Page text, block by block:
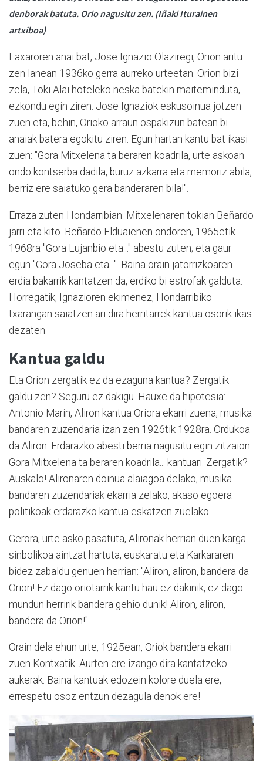
denborak batuta. Orio nagusitu zen. (Iñaki Iturainen
artxiboa)
Laxaroren anai bat, Jose Ignazio Olaziregi, Orion aritu
zen lanean 1936ko gerra aurreko urteetan. Orion bizi
zela, Toki Alai hoteleko neska batekin maiteminduta,
ezkondu egin ziren. Jose Ignaziok eskusoinua jotzen
zuen eta, behin, Orioko arraun ospakizun batean bi
anaiak batera egokitu ziren. Egun hartan kantu bat ikasi
zuen: "Gora Mitxelena ta beraren koadrila, urte askoan
ondo kontserba dadila, buruz azkarra eta memoriz abila,
berriz ere saiatuko gera banderaren bila!".
Erraza zuten Hondarribian: Mitxelenaren tokian Beñardo
jarri eta kito. Beñardo Elduaienen ondoren, 1965etik
1968ra "Gora Lujanbio eta..." abestu zuten; eta gaur
egun "Gora Joseba eta...". Baina orain jatorrizkoaren
erdia bakarrik kantatzen da, erdiko bi estrofak galduta.
Horregatik, Ignazioren ekimenez, Hondarribiko
txarangan saiatzen ari dira herritarrek kantua osorik ikas
dezaten.
Kantua galdu
Eta Orion zergatik ez da ezaguna kantua? Zergatik
galdu zen? Seguru ez dakigu. Hauxe da hipotesia:
Antonio Marin, Aliron kantua Oriora ekarri zuena, musika
bandaren zuzendaria izan zen 1926tik 1928ra. Ordukoa
da Aliron. Erdarazko abesti berria nagusitu egin zitzaion
Gora Mitxelena ta beraren koadrila... kantuari. Zergatik?
Auskalo! Alironaren doinua alaiagoa delako, musika
bandaren zuzendariak ekarria zelako, akaso egoera
politikoak erdarazko kantua eskatzen zuelako...
Gerora, urte asko pasatuta, Alironak herrian duen karga
sinbolikoa aintzat hartuta, euskaratu eta Karkararen
bidez zabaldu genuen herrian: "Aliron, aliron, bandera da
Orion! Ez dago oriotarrik kantu hau ez dakinik, ez dago
mundun herririk bandera gehio dunik! Aliron, aliron,
bandera da Orion!".
Orain dela ehun urte, 1925ean, Oriok bandera ekarri
zuen Kontxatik. Aurten ere izango dira kantatzeko
aukerak. Baina kantuak edozein kolore duela ere,
errespetu osoz entzun dezagula denok ere!